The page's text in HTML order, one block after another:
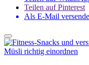
Teilen auf Pinterest
Als E-Mail